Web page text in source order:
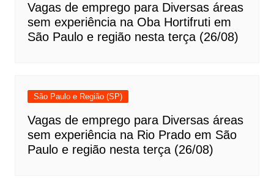
Vagas de emprego para Diversas áreas
sem experiência na Oba Hortifruti em
São Paulo e região nesta terça (26/08)
São Paulo e Região (SP)
Vagas de emprego para Diversas áreas
sem experiência na Rio Prado em São
Paulo e região nesta terça (26/08)